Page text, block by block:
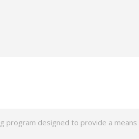
program designed to provide a